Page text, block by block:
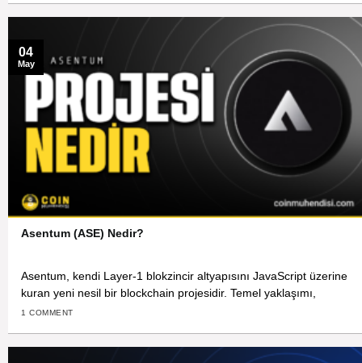
Asentum (ASE) Nedir?
Asentum, kendi Layer-1 blokzincir altyapısını JavaScript üzerine
kuran yeni nesil bir blockchain projesidir. Temel yaklaşımı,
1 COMMENT
04
May